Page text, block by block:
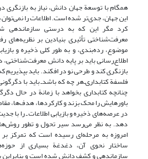
همگام با توسعة جهان دانش، نیاز به بازنگری
این جهان، جدی‌تر شده است. اطلاعات را نمی‌توان
کرد مگر این که به درستی سازماندهی
معرفت‌شناختی تأثیری بنیادین بر نظریه‌های
موضوع، رده‌بندی، و به طور کلی ذخیره و
اطلاع‌رسانی باید بر پایه دانش
بازنگری کند و طرحی نو در افکند. باید بپذیریم
فلسفة کتابداری‌ـ‌هر چه که باشدـ باید با
چنانچه کتابداری بخواهد با زمانة در حال
باورهایش را محک بزند و کارکردها، هدف‌ها،
در عرصه‌های ذخیره و بازیابی اطلاعات ـ را با
دهد. به نظر می‌رسد سیر تحول و تطور
امروزه به مرحله‌ای رسیده است که تمرکز بر
ساختار نحوی آن، دغدغة بسیاری از